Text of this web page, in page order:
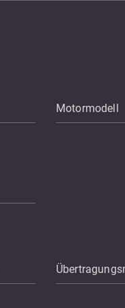
Motormodell